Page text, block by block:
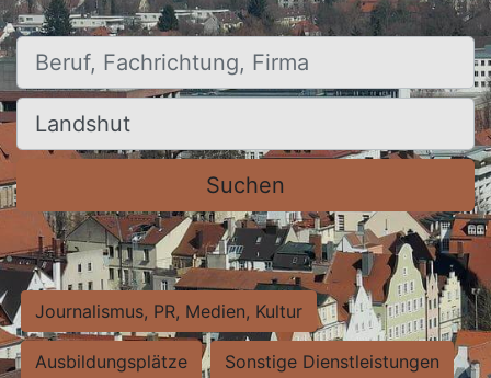
Beruf, Fachrichtung, Firma
Ort, Stadt
Suchen
Journalismus, PR, Medien, Kultur
Ausbildungsplätze Sonstige Dienstleistungen